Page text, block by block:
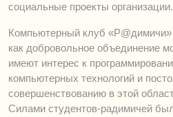
социальные проекты организации.
Компьютерный клуб «Р@димичи»
как добровольное объединение
имеют интерес к
компьютерных технологий и
совершенствованию в этой
Силами студентов-радимичей